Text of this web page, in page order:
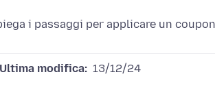
i passaggi per applicare un
Ultima modifica: 13/12/24